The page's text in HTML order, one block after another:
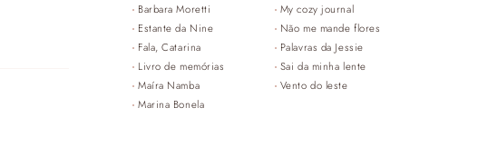
Barbara Moretti
Estante da Nine
Fala, Catarina
Livro de memórias
Maíra Namba
Marina Bonela
My cozy journal
Não me mande flores
Palavras da Jessie
Sai da minha lente
Vento do leste